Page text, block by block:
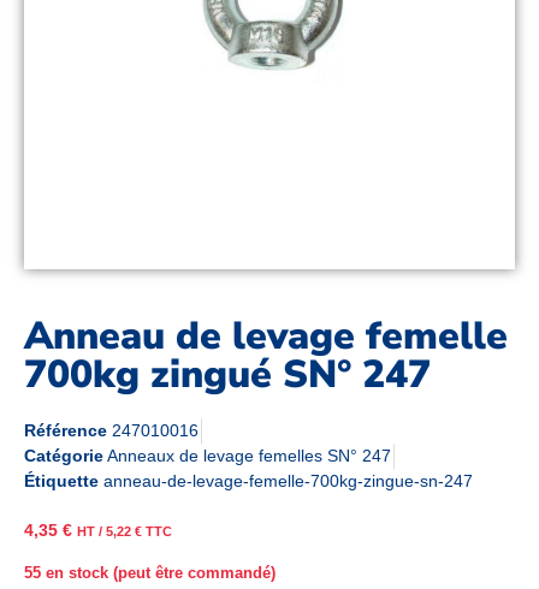
Anneau de levage femelle
700kg zingué SN° 247
Référence 247010016
CatégorieAnneaux de levage femelles SN° 247
Étiquette anneau-de-levage-femelle-700kg-zingue-sn-247
4,35 € HT / 5,22 € TTC
55 en stock (peut être commandé)